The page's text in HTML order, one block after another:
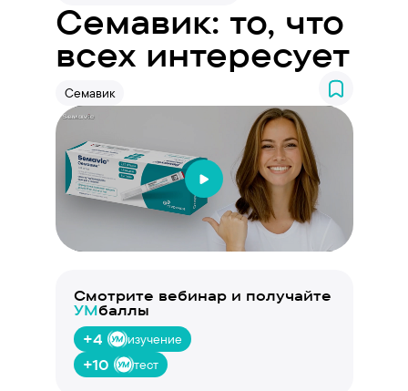
Семавик: то, что
всех интересует
Семавик
Смотрите вебинар и получайте
УМбаллы
+4
изучение
+10 тест